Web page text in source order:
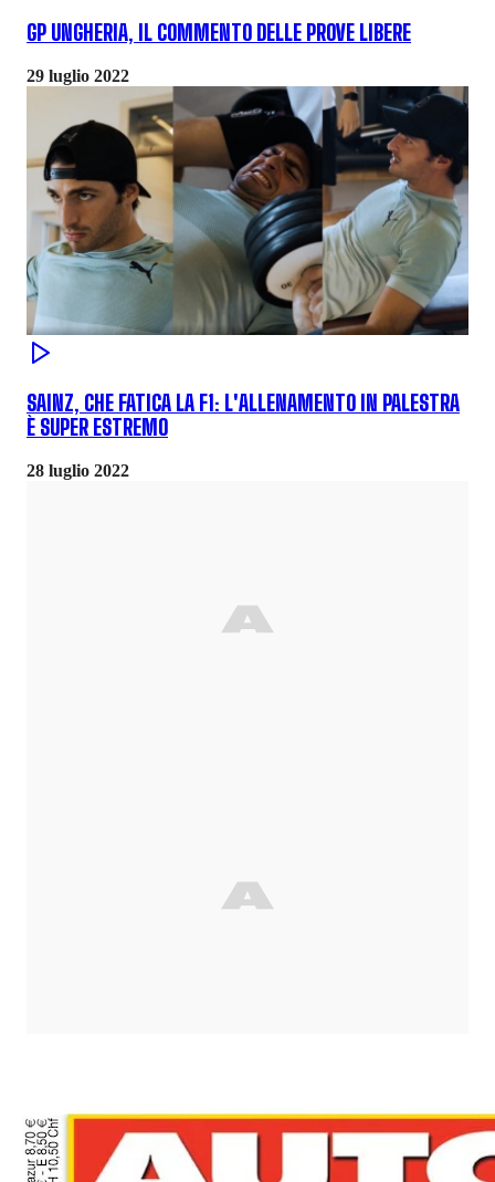
GP UNGHERIA, IL COMMENTO DELLE PROVE LIBERE
29 luglio 2022
SAINZ, CHE FATICA LA F1: L'ALLENAMENTO IN PALESTRA
È SUPER ESTREMO
28 luglio 2022